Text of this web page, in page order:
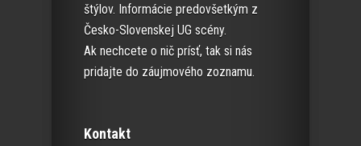
štýlov. Informácie predovšetkým z
Česko-Slovenskej UG scény.
Ak nechcete o nič prísť, tak si nás
pridajte do záujmového zoznamu.
Kontakt